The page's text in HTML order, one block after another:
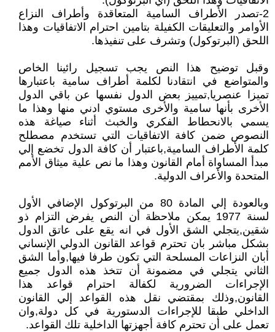
2-تصدر الأطراف السامية المتعاقدة وأطراف النزاع
الأوامر والتعليقات الكفيلة بتامين احترام الاتفاقيات وهذا
اللحق (البرتوكول) وتشرف على تنفيذها.
وقبل توضيح هذا النص يجب تسجيل رائينا الخاص
والمتواضع في انتقادنا لكلمة أطراف سامية باعتبارها
تميزا عنصريا,تمييز بعض الدول نفسها عن باقي الدول
الأخرى بأنها سامية والأخرى مستوي ادني منها وهذا ما
يسمي بالانحطاط الفكري والخبث أثناء صياغة هذه
النصوص ضمن كافة الاتفاقيات التي تستخدم مصطلح
كلمة الأطراف السامية,باعتبار أن كافة الدول تخضع إلي
مبدأ المساواة أمام القانون وهذا ما نص علية ميثاق الأمم
المتحدة والأعراف الدولية.
وبالعودة إلي المادة 80 من البرتوكول الإضافي الأول
لسنة 1977 يمكن ملاحظة أن النص يفرض التزام ذو
شقين,يتجلي الشق الأول في انه يقع على عاتق الدول
بشكل مباشر بان تحترم قواعد القانون الدولي الإنساني
أبان النزاعات المسلحة التي تكون طرفا فيها,وأما الشق
الثاني يتجلي في مضمونة أن تتخذ هذه الدول جميع
الإجراءات الضرورية لكفالة احترام قواعد هذا
القانون,وذلك بمقتضي نقل هذه القواعد إلي القانون
الداخلي طبقا للإجراءات الدستورية في كل دولة,وان
تعمل على أن تحترم كافة أجهزتها الداخلية تلك القواعد.